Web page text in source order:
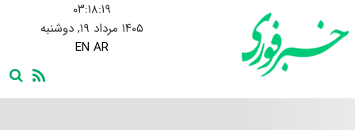
۰۳:۱۸:۲۰
۱۴۰۵ مرداد ۱۹, دوشنبه
EN AR